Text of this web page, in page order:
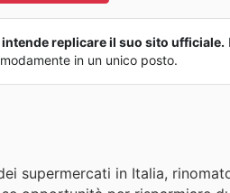
replicare il suo sito ufficiale.
in un unico posto.
supermercati in Italia,